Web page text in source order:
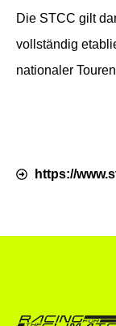
Die STCC gilt
vollständig
nationaler
https://